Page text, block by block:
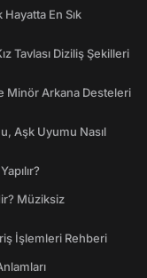
En Sık
Tavlası Diziliş Şekilleri
Minör Arkana Desteleri
Aşk Uyumu Nasıl
Müziksiz
İşlemleri Rehberi